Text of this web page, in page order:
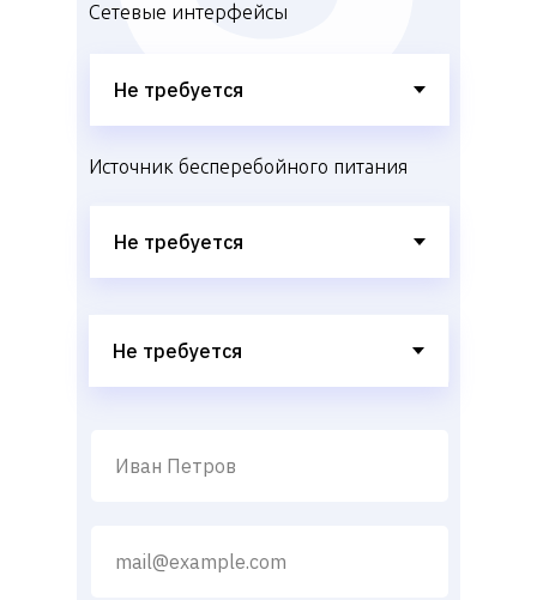
Источник бесперебойного питания
Сетевые интерфейсы